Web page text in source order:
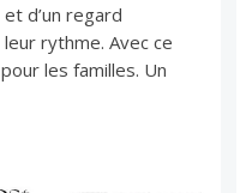
d’un regard
rythme. Avec ce
les familles. Un